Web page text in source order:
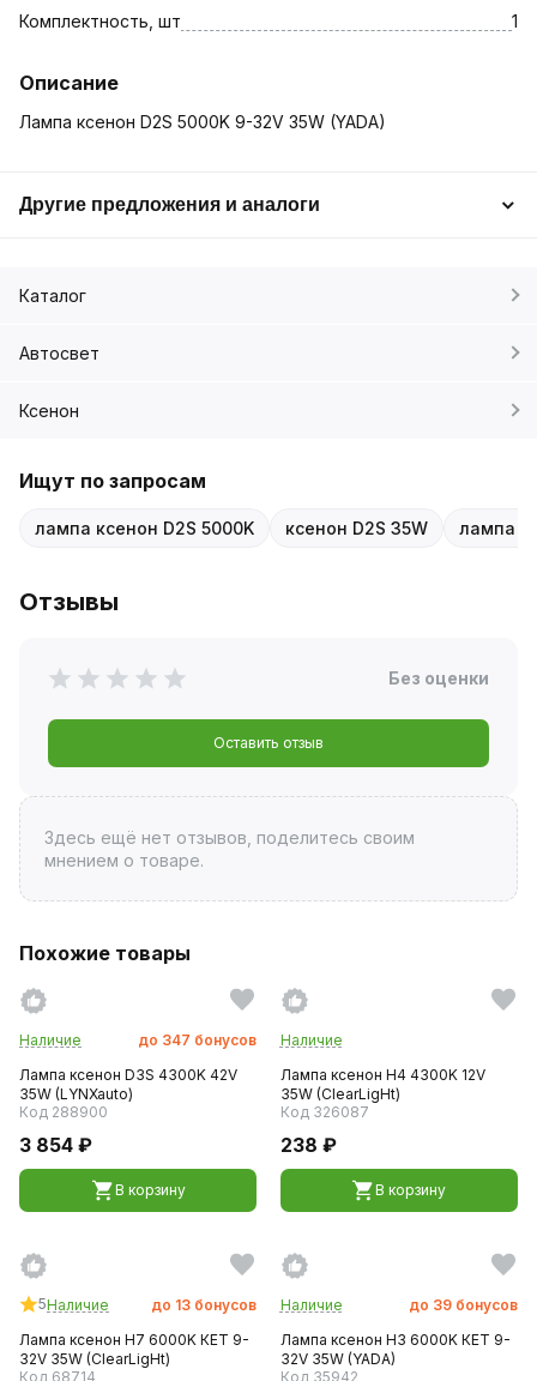
Комплектность, шт 1
Описание
Лампа ксенон D2S 5000K 9-32V 35W (YADA)
Другие предложения и аналоги
Каталог
Автосвет
Ксенон
Ищут по запросам
лампа ксенон D2S 5000K ксенон D2S 35W лампа
Отзывы
Без оценки
Оставить отзыв
Здесь ещё нет отзывов, поделитесь своим
мнением о товаре.
Похожие товары
Наличие до 347 бонусов
Лампа ксенон D3S 4300K 42V
35W (LYNXauto)
Код 288900
3 854 ₽
В корзину
Наличие
Лампа ксенон H4 4300K 12V
35W (ClearLigНt)
Код 326087
238 ₽
В корзину
5Наличие до 13 бонусов
Лампа ксенон H7 6000K КЕТ 9-
32V 35W (ClearLigНt)
Код 68714
Наличие до 39 бонусов
Лампа ксенон H3 6000K КЕТ 9-
32V 35W (YADA)
Код 35942